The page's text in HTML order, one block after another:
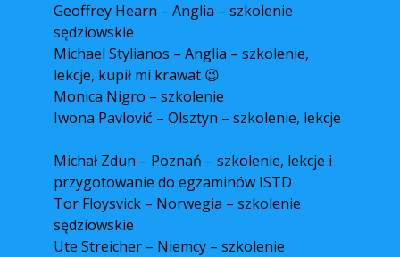
Geoffrey Hearn – Anglia – szkolenie
sędziowskie
Michael Stylianos – Anglia – szkolenie,
lekcje, kupił mi krawat 😉
Monica Nigro – szkolenie
Iwona Pavlović – Olsztyn – szkolenie, lekcje
Michał Zdun – Poznań – szkolenie, lekcje i
przygotowanie do egzaminów ISTD
Tor Floysvick – Norwegia – szkolenie
sędziowskie
Ute Streicher – Niemcy – szkolenie